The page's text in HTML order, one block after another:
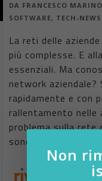
DA FRANCESCO MARINO
SOFTWARE, TECH-NEWS
La reti delle
più complesse. E
essenziali. Ma
network aziendale?
rapidamente e con
rallentamento nelle
problema sulla rete
sono necessarie […]
Non